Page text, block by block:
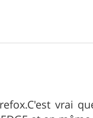
vrai